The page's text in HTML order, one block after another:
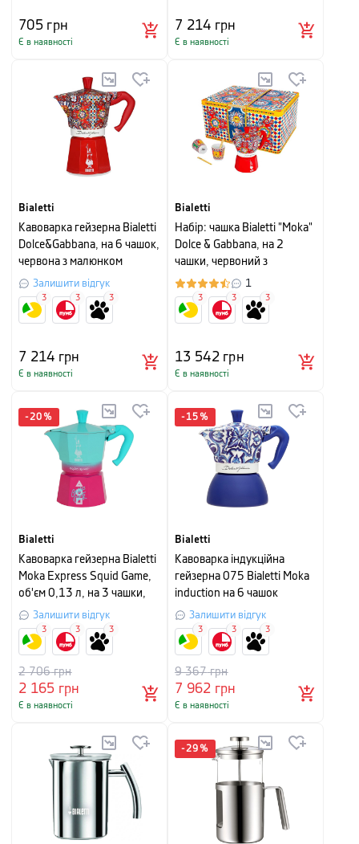
705грн
Є в наявності
7 214 грн
Є в наявності
Bialetti
Кавоварка гейзерна Bialetti
Dolce&Gabbana, на 6 чашок,
червона з малюнком
Залишити відгук
7 214 грн
Є в наявності
3 3 3
Bialetti
Набір: чашка Bialetti "Moka"
Dolce & Gabbana, на 2
чашки, червоний з
малюнком, 3 шт1
13 542грн
Є в наявності
3 3 3
-20 %
Bialetti
Кавоварка гейзерна Bialetti
Moka Express Squid Game,
об'єм 0,13 л, на 3 чашки,
рожево-блакитний
Залишити відгук
2 165 грн
2 706грн
Є в наявності
3 3 3
-15 %
Bialetti
Кавоварка індукційна
гейзерна 075 Bialetti Moka
induction на 6 чашок
Залишити відгук
7 962 грн
9 367грн
Є в наявності
3 3 3
-29 %